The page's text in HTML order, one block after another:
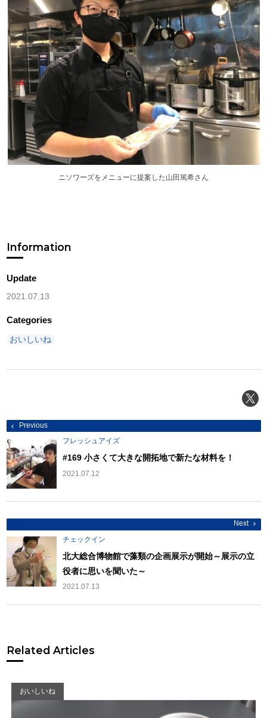
ニソワーズをメニューに提案した山田篤希さん
Information
Update
2021.07.13
Categories
おいしいね
投
稿
ナ
ビ
ゲ
ー
シ
ョ
ン
Previous
フレッシュアイズ
#169 小さくて大きな開拓地で新たな材料を！
2021.07.12
Next
チェックイン
北大総合博物館で藻類の企画展示が開始～展示の立
役者に思いを聞いた～
2021.07.13
Related Articles
おいしいね